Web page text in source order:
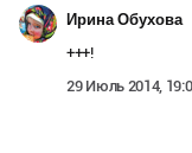
Ирина Обухова
+++!
29 Июль 2014,